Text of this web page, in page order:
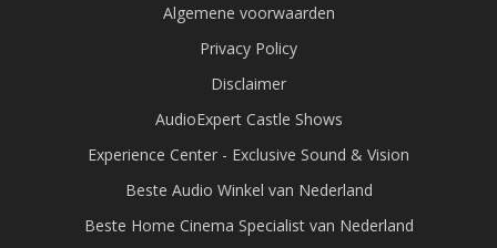
Algemene voorwaarden
Privacy Policy
Disclaimer
AudioExpert Castle Shows
Experience Center - Exclusive Sound & Vision
Beste Audio Winkel van Nederland
Beste Home Cinema Specialist van Nederland